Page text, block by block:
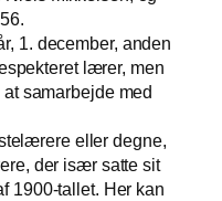
1. december, anden
lærer, men
samarbejde med
eller degne,
der især satte sit
1900-tallet. Her kan